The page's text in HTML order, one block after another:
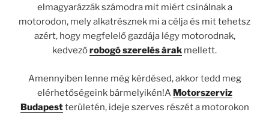
elmagyarázzák számodra mit miért csinálnak a
motorodon, mely alkatrésznek mi a célja és mit tehetsz
azért, hogy megfelelő gazdája légy motorodnak,
kedvezőrobogó szerelés árak mellett.
Amennyiben lenne még kérdésed, akkor tedd meg
elérhetőségeink bármelyikén!A Motorszerviz
Budapestterületén, ideje szerves részét a motorokon